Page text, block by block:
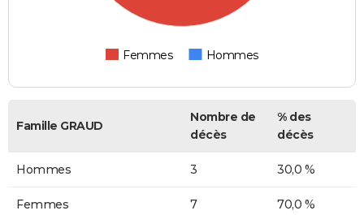
Femmes Hommes
Famille GRAUD
Nombre de
décès
% des
décès
Hommes 3 30,0 %
Femmes 7 70,0 %